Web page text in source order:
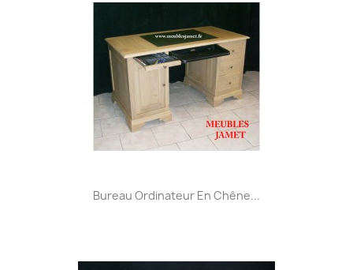
Bureau Ordinateur En Chêne...